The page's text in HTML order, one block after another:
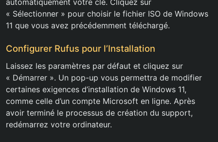
automatiquement votre clé. Cliquez sur
« Sélectionner » pour choisir le fichier ISO de Windows
11 que vous avez précédemment téléchargé.
Configurer Rufus pour l’Installation
Laissez les paramètres par défaut et cliquez sur
« Démarrer ». Un pop-up vous permettra de modifier
certaines exigences d’installation de Windows 11,
comme celle d’un compte Microsoft en ligne. Après
avoir terminé le processus de création du support,
redémarrez votre ordinateur.